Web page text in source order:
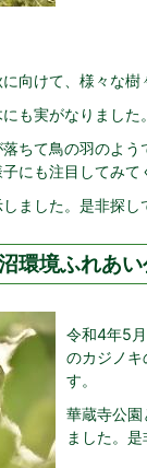
向けて、様々な樹
も実がなりました。
ちて鳥の羽のよ
にも注目してみて
ました。是非探し
環境ふれあ
令和4年5
のカジノ
す。
華蔵寺公園
ました。是